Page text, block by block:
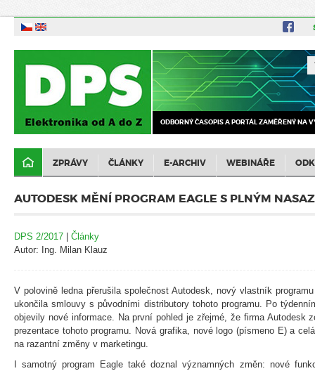
ODBORNÝ ČASOPIS A PORTÁL ZAMĚŘENÝ NA
ZPRÁVY ČLÁNKY E-ARCHIV WEBINÁŘE
AUTODESK MĚNÍ PROGRAM EAGLE S PLNÝM
DPS 2/2017 | Články
Autor: Ing. Milan Klauz
V polovině ledna přerušila společnost Autodesk, nový vlastník
ukončila smlouvy s původními distributory tohoto programu. Po
objevily nové informace. Na první pohled je zřejmé, že firma Autodesk
prezentace tohoto programu. Nová grafika, nové logo (písmeno E) a
na razantní změny v marketingu.
I samotný program Eagle také doznal významných změn: nové